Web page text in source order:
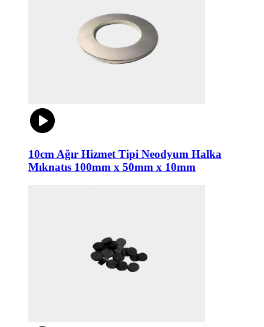
10cm Ağır Hizmet Tipi Neodyum Halka
Mıknatıs 100mm x 50mm x 10mm